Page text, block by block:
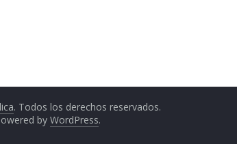
. Todos los derechos reservados.
by WordPress.